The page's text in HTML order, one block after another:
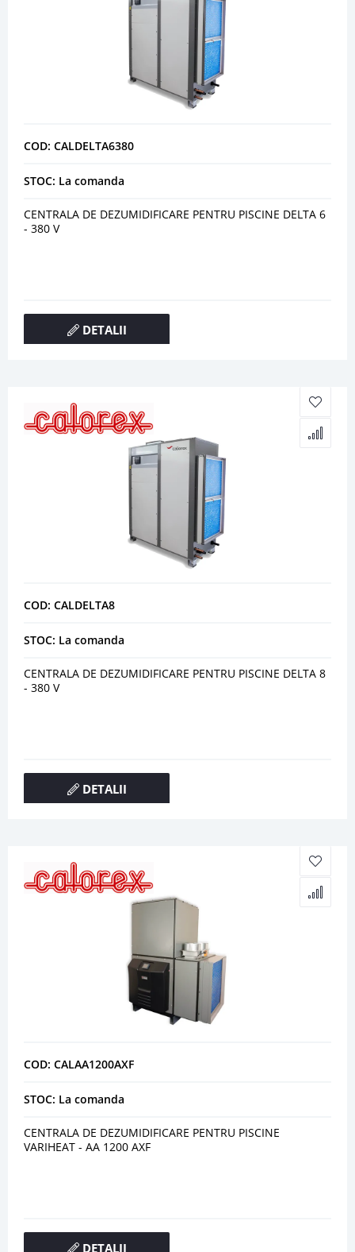
COD: CALDELTA6380
STOC: La comanda
CENTRALA DE DEZUMIDIFICARE PENTRU PISCINE DELTA 6
- 380 V
DETALII
COD: CALDELTA8
STOC: La comanda
CENTRALA DE DEZUMIDIFICARE PENTRU PISCINE DELTA 8
- 380 V
DETALII
COD: CALAA1200AXF
STOC: La comanda
CENTRALA DE DEZUMIDIFICARE PENTRU PISCINE
VARIHEAT - AA 1200 AXF
DETALII